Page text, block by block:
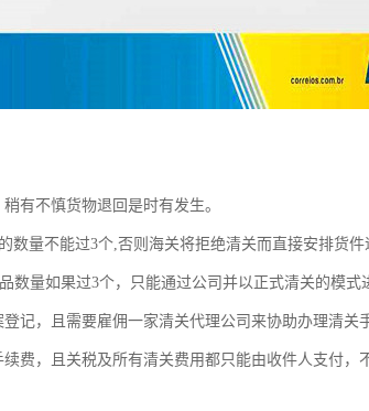
有不慎货物退回是时有发生。
数量不能过3个,否则海关将拒绝清关而直接安排货
量如果过3个，只能通过公司并以正式清关的模式
记，且需要雇佣一家清关代理公司来协助办理清关
费，且关税及所有清关费用都只能由收件人支付，